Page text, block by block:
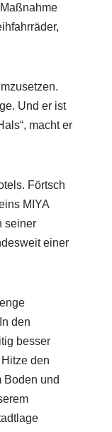
Und er ist
macht er
Förtsch
MIYA
seiner
einer
den
besser
den
Boden und